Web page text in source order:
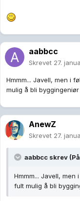
aabbcc
Skrevet 27.
Hmmm... Javell, men i
mulig å bli
AnewZ
Skrevet 27.
aabbcc skrev
Hmmm... Javell,
fult mulig å bli